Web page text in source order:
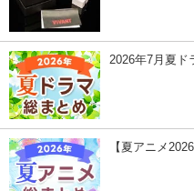
2026年7月夏ド
【夏アニメ